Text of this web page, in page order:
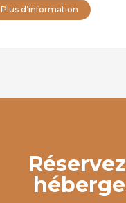
Plus d’information